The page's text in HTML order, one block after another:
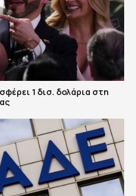
1 δισ. δολάρια στη